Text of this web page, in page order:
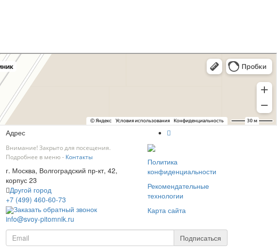
Адрес
Внимание! Закрыто для посещения.
Подробнее в меню - Контакты
г. Москва, Волгоградский пр-кт, 42,
корпус 23
Другой город
+7 (499) 460-60-73
Заказать обратный звонок
info@svoy-pitomnik.ru
Политика
конфиденциальности
Рекомендательные
технологии
Карта сайта
Подписаться